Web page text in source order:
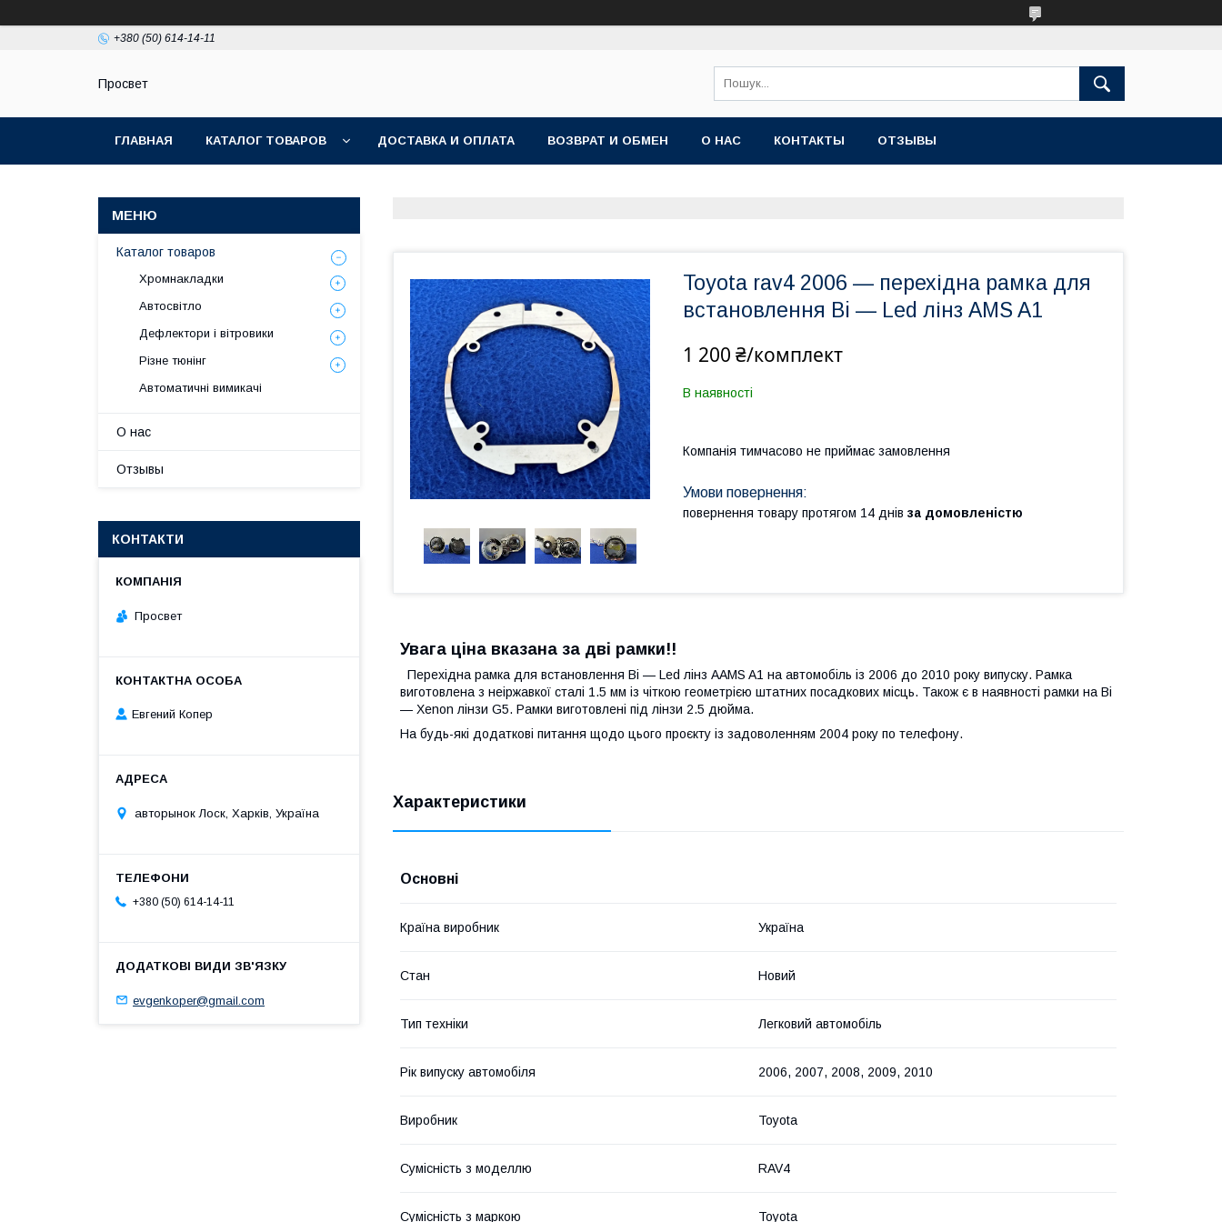
+380 (50) 614-14-11
Просвет
ГЛАВНАЯ КАТАЛОГ ТОВАРОВ ДОСТАВКА И ОПЛАТА ВОЗВРАТ И ОБМЕН О НАС КОНТАКТЫ ОТЗЫВЫ
Toyota rav4 2006 — перехідна рамка для
встановлення Bi — Led лінз AMS A1
1 200 ₴/комплект
В наявності
Компанія тимчасово не приймає замовлення
повернення товару протягом 14 днів за домовленістю
Увага ціна вказана за дві рамки!!
Перехідна рамка для встановлення Bi — Led лінз AAMS A1 на автомобіль із 2006 до 2010 року випуску. Рамка
виготовлена з неіржавкої сталі 1.5 мм із чіткою геометрією штатних посадкових місць. Також є в наявності рамки на Bi
— Xenon лінзи G5. Рамки виготовлені під лінзи 2.5 дюйма.
На будь-які додаткові питання щодо цього проєкту із задоволенням 2004 року по телефону.
Характеристики
Основні
Країна виробник Україна
Стан Новий
Тип техніки Легковий автомобіль
Рік випуску автомобіля 2006, 2007, 2008, 2009, 2010
Виробник Toyota
Сумісність з моделлю RAV4
Сумісність з маркою Toyota
Каталог товаров
Хромнакладки
Автосвітло
Дефлектори і вітровики
Різне тюнінг
Автоматичні вимикачі
О нас
Отзывы
КОНТАКТИ
Просвет
Евгений Копер
авторынок Лоск, Харків, Україна
+380 (50) 614-14-11
evgenkoper@gmail.com